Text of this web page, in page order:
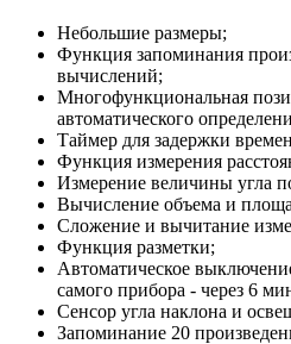
Небольшие размеры;
Функция запоминания
вычислений;
Многофункциональная
автоматического
Таймер для задержки
Функция измерения
Измерение величины угла
Вычисление объема и
Сложение и вычитание
Функция разметки;
Автоматическое
самого прибора - через 6
Сенсор угла наклона и
Запоминание 20